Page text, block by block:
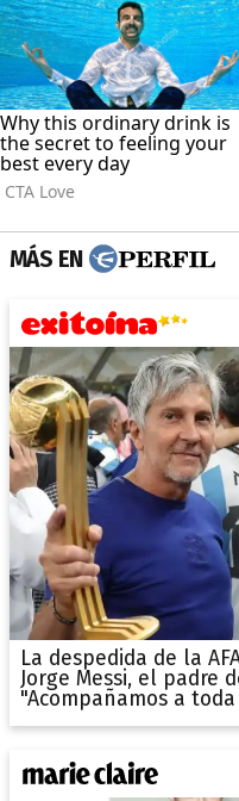
MÁS EN
La despedida de la
Jorge Messi, el padre
"Acompañamos a